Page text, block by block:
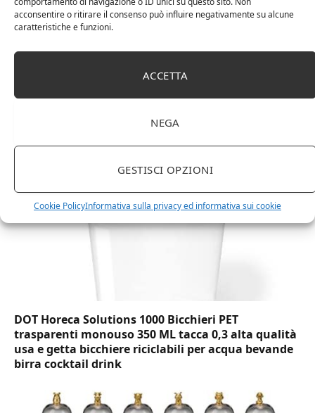
acconsentire o ritirare il consenso può influire negativamente su alcune
caratteristiche e funzioni.
ACCETTA
NEGA
GESTISCI OPZIONI
Cookie PolicyInformativa sulla privacy ed informativa sui cookie
Amazon Basics Martin – Libreria, 35 x 114 x 78 cm
DOT Horeca Solutions 1000 Bicchieri PET
trasparenti monouso 350 ML tacca 0,3 alta qualità
usa e getta bicchiere riciclabili per acqua bevande
birra cocktail drink